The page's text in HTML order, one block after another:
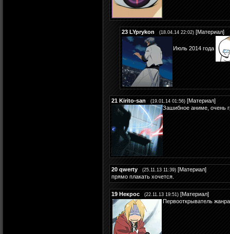
23 LYprykon (18.04.14 22:02) [Материал]
Июль 2014 года
21 Kirito-san (19.01.14 01:56) [Материал]
Зашибное аниме, очень
20 qwerty (25.11.13 11:39) [Материал]
прямо плакать хочется.
19 Некрос (22.11.13 19:51) [Материал]
Первооткрыватель